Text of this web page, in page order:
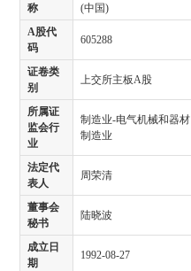
称
(中国)
A股代
码
605288
证卷类
别
上交所主板A股
所属证
监会行
业
制造业-电气机械和器材
制造业
法定代
表人
周荣清
董事会
秘书
陆晓波
成立日
期
1992-08-27